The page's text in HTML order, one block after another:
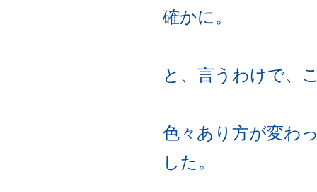
確かに。
と、言うわけで、
色々あり方が変わ
した。